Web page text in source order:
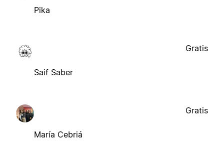
Pika
Saif Saber
Gratis
María Cebriá
Gratis